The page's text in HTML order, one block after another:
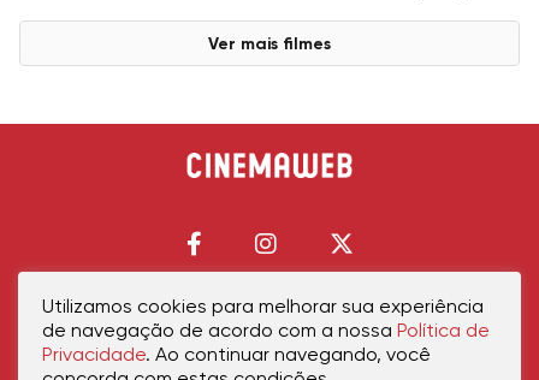
Ver mais filmes
Início Política de PrivacidadePolítica de CookiesContatoSobre Nós
Utilizamos cookies para melhorar sua experiência
de navegação de acordo com a nossa Política de
Privacidade. Ao continuar navegando, você